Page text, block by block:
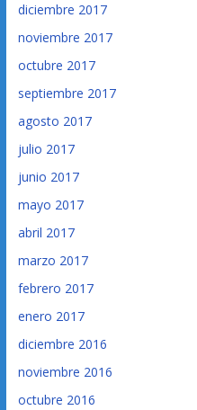
diciembre 2017
noviembre 2017
octubre 2017
septiembre 2017
agosto 2017
julio 2017
junio 2017
mayo 2017
abril 2017
marzo 2017
febrero 2017
enero 2017
diciembre 2016
noviembre 2016
octubre 2016